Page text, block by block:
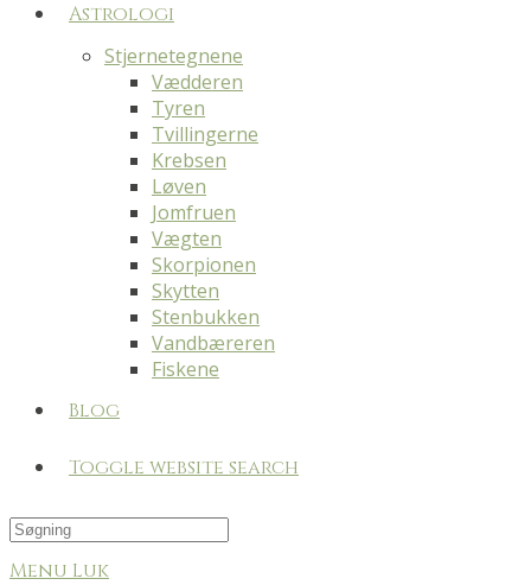
Astrologi
Stjernetegnene
Vædderen
Tyren
Tvillingerne
Krebsen
Løven
Jomfruen
Vægten
Skorpionen
Skytten
Stenbukken
Vandbæreren
Fiskene
Blog
Toggle website search
Menu Luk